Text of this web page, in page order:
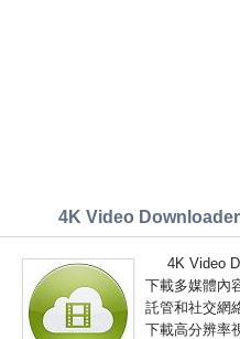
4K Video
4K Video
下載多媒體內
託管和社交網
下載高分辨率